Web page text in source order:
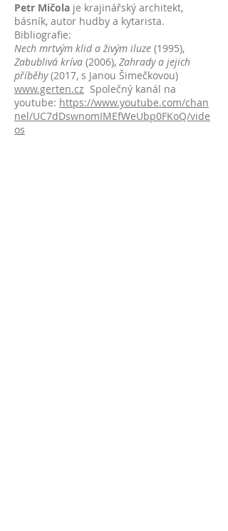
Petr Mičola je krajinářský architekt,
básník, autor hudby a kytarista.
Bibliografie:
Nech mrtvým klid a živým iluze (1995),
Zabublivá kríva (2006), Zahrady a jejich
příběhy(2017, s Janou Šimečkovou)
www.gerten.cz Společný kanál na
youtube: https://www.youtube.com/chan
nel/UC7dDswnomIMEfWeUbp0FKoQ/vide
os